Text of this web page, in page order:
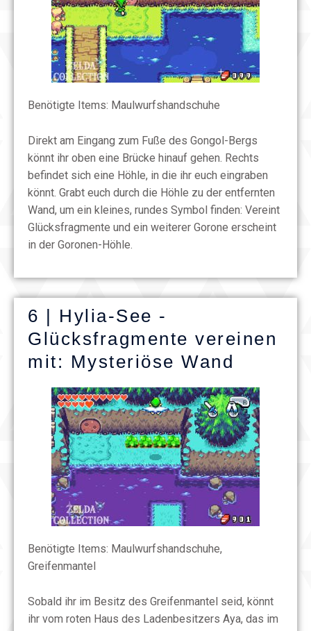
Benötigte Items: Maulwurfshandschuhe
Direkt am Eingang zum Fuße des Gongol-Bergs
könnt ihr oben eine Brücke hinauf gehen. Rechts
befindet sich eine Höhle, in die ihr euch eingraben
könnt. Grabt euch durch die Höhle zu der entfernten
Wand, um ein kleines, rundes Symbol finden: Vereint
Glücksfragmente und ein weiterer Gorone erscheint
in der Goronen-Höhle.
6 | Hylia-See -
Glücksfragmente vereinen
mit: Mysteriöse Wand
Benötigte Items: Maulwurfshandschuhe,
Greifenmantel
Sobald ihr im Besitz des Greifenmantel seid, könnt
ihr vom roten Haus des Ladenbesitzers Aya, das im